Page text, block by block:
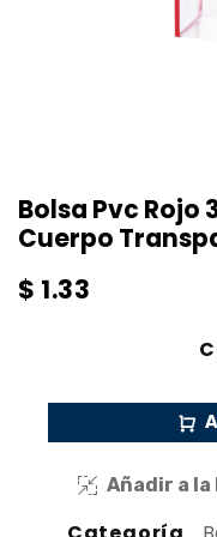
Bolsa Pvc Rojo
Cuerpo
$ 1.33
Añadir a